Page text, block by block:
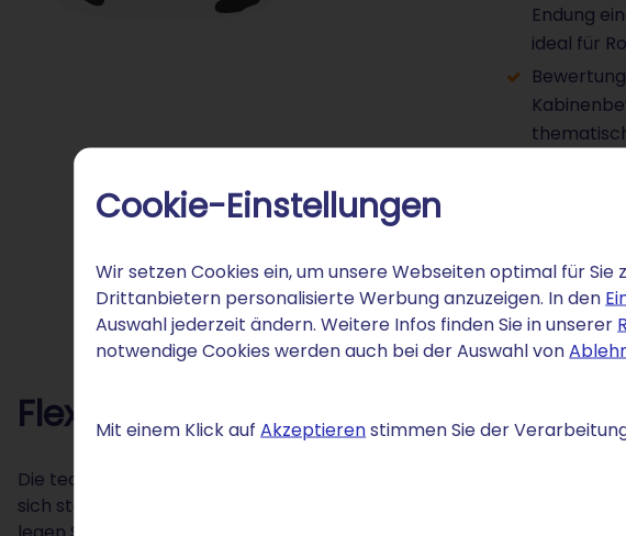
Cookie-Einstellungen
Wir setzen Cookies ein, um unsere Webseiten optimal für
Drittanbietern personalisierte Werbung anzuzeigen. In den
Auswahl jederzeit ändern. Weitere Infos finden Sie in unserer
notwendige Cookies werden auch bei der Auswahl von
Mit einem Klick aufAkzeptierenstimmen Sie der
Endung
ideal für
oder
Flexible Verwaltung für Ihren
Die technische Administration Ihrer .cruises-Domain bei STRATO setzt
sich stattdessen auf die Routenplanung konzentrieren. Über den